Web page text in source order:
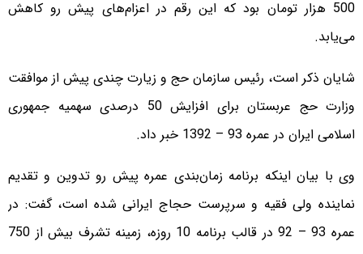
500 هزار تومان بود که این رقم در اعزام‌های پیش رو کاهش
می‌یابد.
شایان ذکر است، رئیس سازمان حج و زیارت چندی پیش از موافقت
وزارت حج عربستان برای افزایش 50 درصدی سهمیه جمهوری
اسلامی ایران در عمره 93 – 1392 خبر داد.
وی با بیان اینکه برنامه زمان‌بندی عمره پیش رو تدوین و تقدیم
نماینده ولی فقیه و سرپرست حجاج ایرانی شده است، گفت: در
عمره 93 – 92 در قالب برنامه 10 روزه، زمینه تشرف بیش از 750